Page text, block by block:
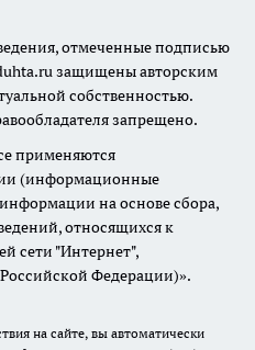
отмеченные подписью
защищены авторским
собственностью.
запрещено.
применяются
(информационные
на основе сбора,
относящихся к
сети "Интернет",
Федерации)».
на сайте, вы автоматически